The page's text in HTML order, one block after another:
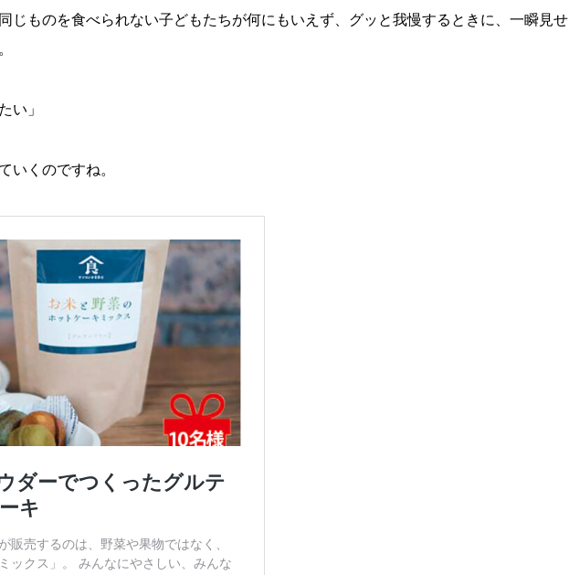
じものを食べられない子どもたちが何にもいえず、グッと我慢するときに、一瞬見せ
い」
いくのですね。